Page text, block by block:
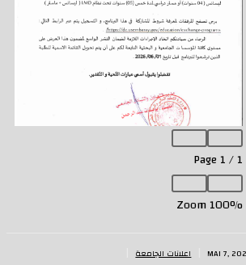
Page1/1
Zoom100%
MAI 7, اعلانات الجامعة